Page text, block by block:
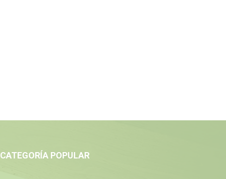
CATEGORÍA POPULAR